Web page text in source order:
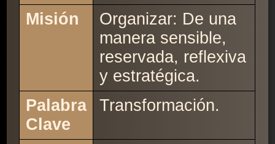
Misión
Organizar: De una
manera sensible,
reservada, reflexiva
y estratégica.
Palabra
Clave
Transformación.